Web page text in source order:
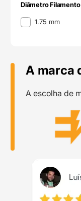
Diâmetro Filamento
Diâmetro Filamento
1.75 mm
A marca
A escolha de